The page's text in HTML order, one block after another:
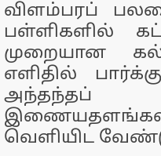
விளம்பரப்
பள்ளிகளில்
முறையான
எளிதில்
அந்தந்தப்
வெளியிட